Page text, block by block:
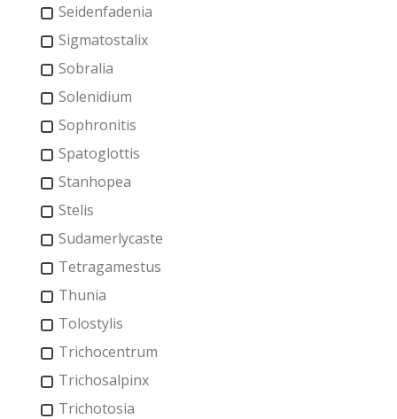
Seidenfadenia
Sigmatostalix
Sobralia
Solenidium
Sophronitis
Spatoglottis
Stanhopea
Stelis
Sudamerlycaste
Tetragamestus
Thunia
Tolostylis
Trichocentrum
Trichosalpinx
Trichotosia